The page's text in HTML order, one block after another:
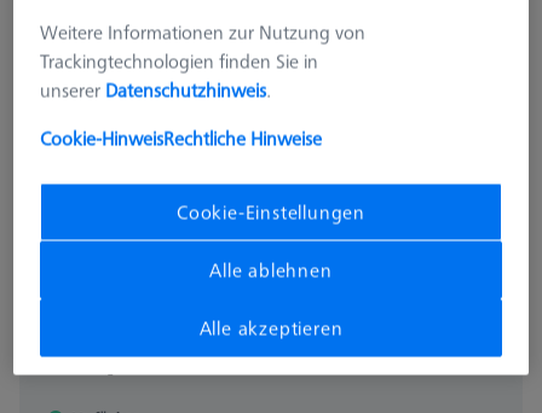
Reduzierbuche für Schwenkarm -
M8/M6, 2 Stück
16,00 € zzgl. USt.
Weitere Informationen zur Nutzung von
Trackingtechnologien finden Sie in
unserer Datenschutzhinweis.
Cookie-HinweisRechtliche Hinweise
Cookie-Einstellungen
Alle ablehnen
Alle akzeptieren